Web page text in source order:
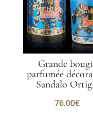
Grande
parfumée
Sandalo
76.00€